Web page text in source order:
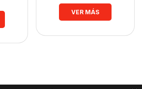
VER MÁS